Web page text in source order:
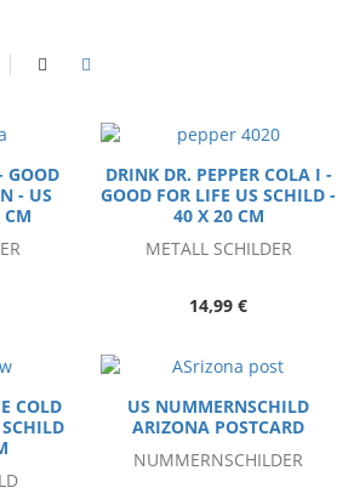
GOOD
- US
DRINK DR. PEPPER COLA I -
GOOD FOR LIFE US SCHILD -
40 X 20 CM
METALL SCHILDER
14,99 €
COLD
US NUMMERNSCHILD
ARIZONA POSTCARD
NUMMERNSCHILDER